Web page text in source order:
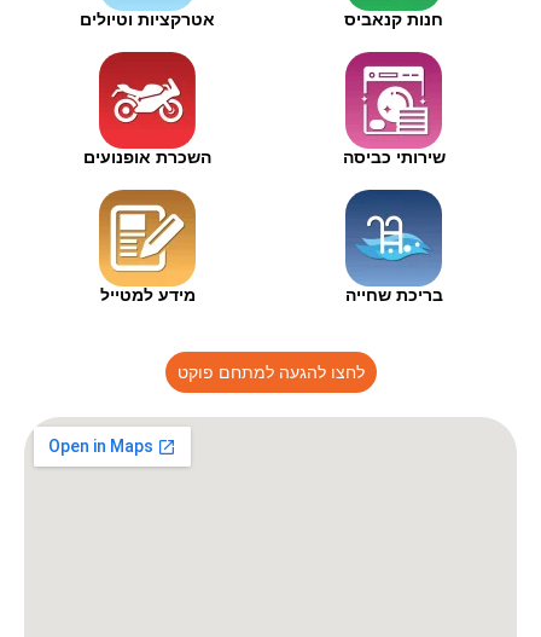
חנות קנאביס אטרקציות וטיולים
שירותי כביסה השכרת אופנועים
בריכת שחייה מידע למטייל
לחצו להגעה למתחם פוקט